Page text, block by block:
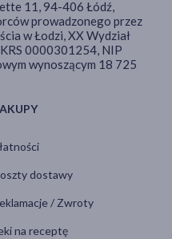
dostawy
/ Zwroty
na receptę
11, 94-406 Łódź,
prowadzonego przez
w Łodzi, XX Wydział
0000301254, NIP
wynoszącym 18 725